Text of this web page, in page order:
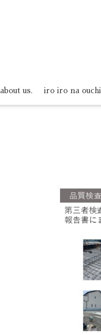
about us. iro iro na ouchi